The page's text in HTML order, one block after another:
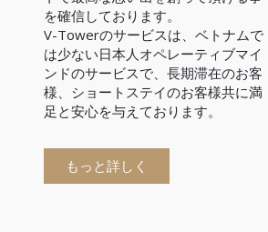
を確信しております。
V-Towerのサービスは、ベトナムで
は少ない日本人オペレーティブマイ
ンドのサービスで、長期滞在のお客
様、ショートステイのお客様共に満
足と安心を与えております。
もっと詳しく